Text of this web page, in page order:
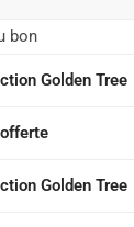
bon
Golden Tree
Golden Tree